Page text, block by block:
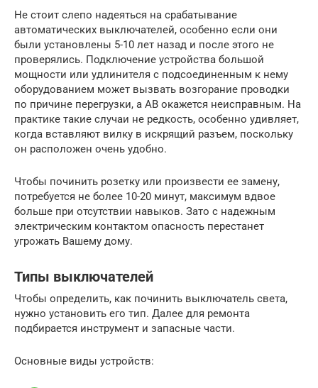
Не стоит слепо надеяться на срабатывание
автоматических выключателей, особенно если они
были установлены 5-10 лет назад и после этого не
проверялись. Подключение устройства большой
мощности или удлинителя с подсоединенным к нему
оборудованием может вызвать возгорание проводки
по причине перегрузки, а АВ окажется неисправным. На
практике такие случаи не редкость, особенно удивляет,
когда вставляют вилку в искрящий разъем, поскольку
он расположен очень удобно.
Чтобы починить розетку или произвести ее замену,
потребуется не более 10-20 минут, максимум вдвое
больше при отсутствии навыков. Зато с надежным
электрическим контактом опасность перестанет
угрожать Вашему дому.
Типы выключателей
Чтобы определить, как починить выключатель света,
нужно установить его тип. Далее для ремонта
подбирается инструмент и запасные части.
Основные виды устройств: